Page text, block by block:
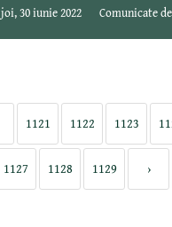
joi, 30 iunie 2022 Comunicate
1121 1122 1123
1127 1128 1129 ›